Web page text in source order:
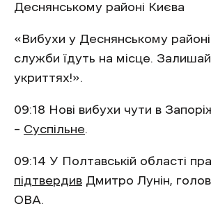
Деснянському районі Києва
«Вибухи у Деснянському районі
служби їдуть на місце.
укриттях!».
09:18 Нові вибухи чути в
– Суспільне.
09:14 У Полтавській області
підтвердив Дмитро Лунін,
ОВА.